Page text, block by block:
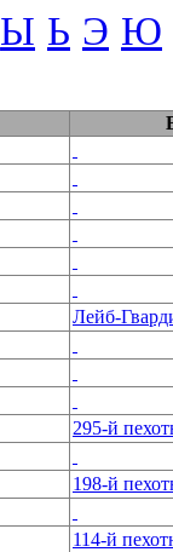
Ы Ь Э Ю
Лейб-
295-й
114-й